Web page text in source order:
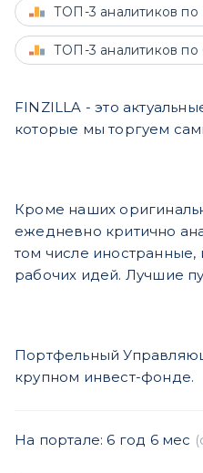
ТОП-3 аналитиков по
FINZILLA - это
которые мы торгуем
Кроме наших
ежедневно критично
том числе иностранные,
рабочих идей. Лучшие
Портфельный
крупном инвест-фонде.
На портале: 6 год 6 мес